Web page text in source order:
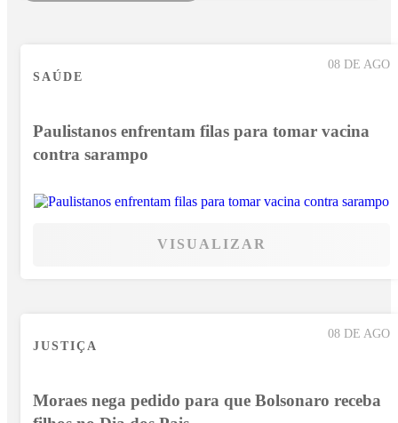
08 DE AGO
SAÚDE
Paulistanos enfrentam filas para tomar vacina
contra sarampo
VISUALIZAR
08 DE AGO
JUSTIÇA
Moraes nega pedido para que Bolsonaro receba